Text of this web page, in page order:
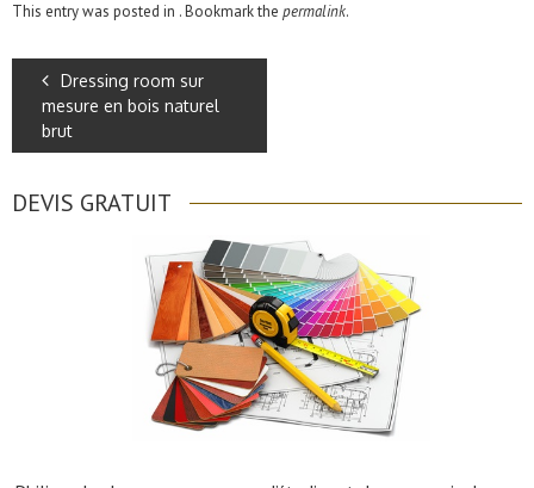
This entry was posted in . Bookmark the permalink.
Dressing room sur
mesure en bois naturel
brut
DEVIS GRATUIT